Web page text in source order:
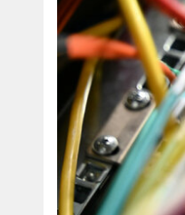
kultur
sport
berlin
nord
wahrheit